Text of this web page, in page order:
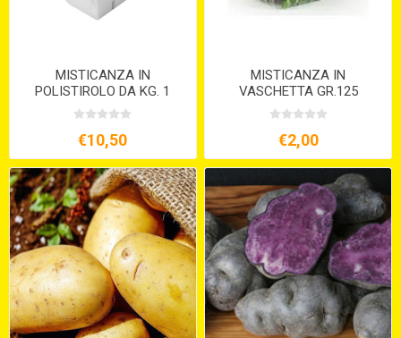
MISTICANZA IN
POLISTIROLO DA KG. 1
€10,50
MISTICANZA IN
VASCHETTA GR.125
€2,00